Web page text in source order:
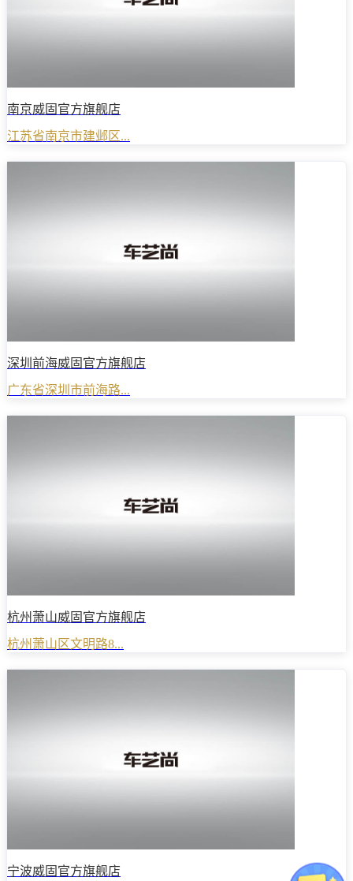
南京威固官方旗舰店
江苏省南京市建邺区...
深圳前海威固官方旗舰店
广东省深圳市前海路...
杭州萧山威固官方旗舰店
杭州萧山区文明路8...
宁波威固官方旗舰店